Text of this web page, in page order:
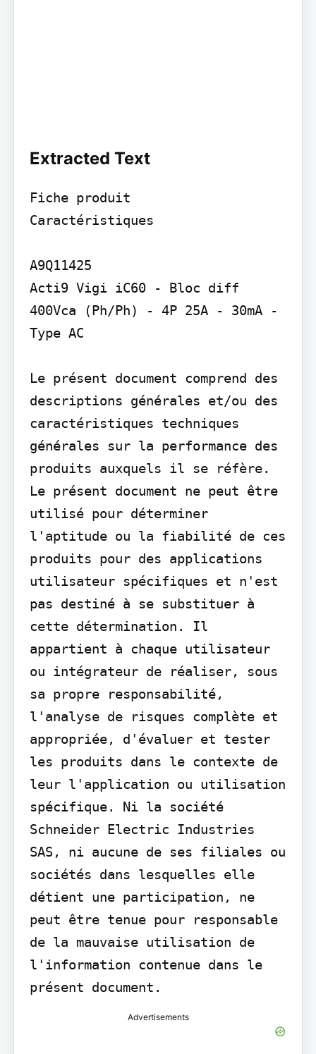
Extracted Text
Fiche produit
Caractéristiques
A9Q11425
Acti9 Vigi iC60 - Bloc diff
400Vca (Ph/Ph) - 4P 25A - 30mA -
Type AC
Le présent document comprend des
descriptions générales et/ou des
caractéristiques techniques
générales sur la performance des
produits auxquels il se réfère.
Le présent document ne peut être
utilisé pour déterminer
l'aptitude ou la fiabilité de ces
produits pour des applications
utilisateur spécifiques et n'est
pas destiné à se substituer à
cette détermination. Il
appartient à chaque utilisateur
ou intégrateur de réaliser, sous
sa propre responsabilité,
l'analyse de risques complète et
appropriée, d'évaluer et tester
les produits dans le contexte de
leur l'application ou utilisation
spécifique. Ni la société
Schneider Electric Industries
SAS, ni aucune de ses filiales ou
sociétés dans lesquelles elle
détient une participation, ne
peut être tenue pour responsable
de la mauvaise utilisation de
l'information contenue dans le
présent document.
Advertisements